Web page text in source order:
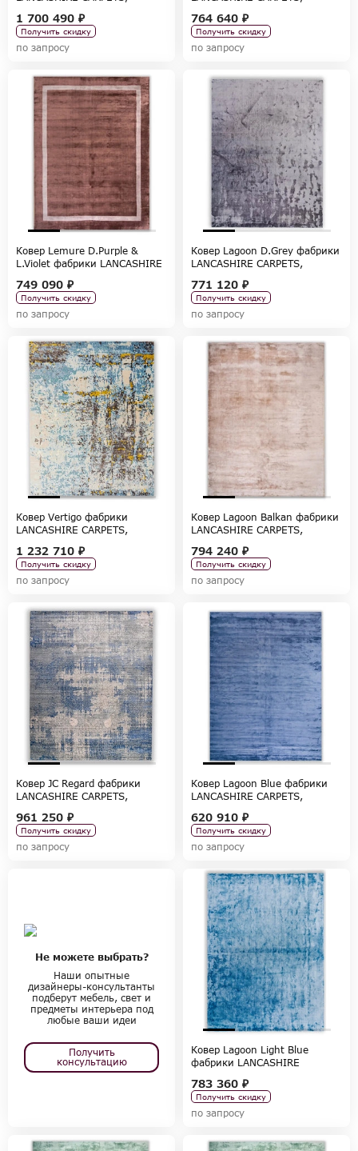
1 700 490 ₽
Получить скидку
по запросу
764 640 ₽
Получить скидку
по запросу
Ковер Lemure D.Purple &
L.Violet фабрики LANCASHIRE
749 090 ₽
Получить скидку
по запросу
Ковер Lagoon D.Grey фабрики
LANCASHIRE CARPETS,
771 120 ₽
Получить скидку
по запросу
Ковер Vertigo фабрики
LANCASHIRE CARPETS,
1 232 710 ₽
Получить скидку
по запросу
Ковер Lagoon Balkan фабрики
LANCASHIRE CARPETS,
794 240 ₽
Получить скидку
по запросу
Ковер JC Regard фабрики
LANCASHIRE CARPETS,
961 250 ₽
Получить скидку
по запросу
Ковер Lagoon Blue фабрики
LANCASHIRE CARPETS,
620 910 ₽
Получить скидку
по запросу
Не можете выбрать?
Наши опытные
дизайнеры-консультанты
подберут мебель, свет и
предметы интерьера под
любые ваши идеи
Получить
консультацию
Ковер Lagoon Light Blue
фабрики LANCASHIRE
783 360 ₽
Получить скидку
по запросу